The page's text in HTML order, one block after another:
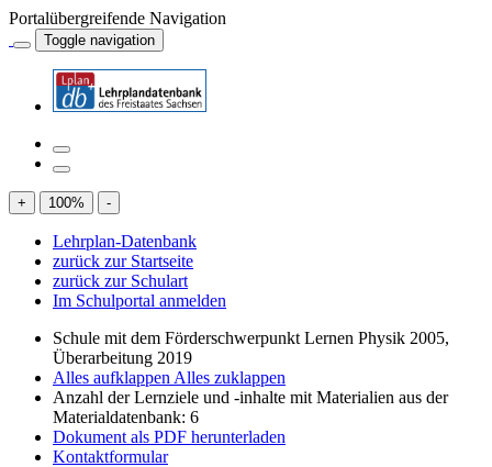
Portalübergreifende Navigation
Toggle navigation
+ 100% -
Lehrplan-Datenbank
zurück zur Startseite
zurück zur Schulart
Im Schulportal anmelden
Schule mit dem Förderschwerpunkt Lernen Physik 2005,
Überarbeitung 2019
Alles aufklappen Alles zuklappen
Anzahl der Lernziele und -inhalte mit Materialien aus der
Materialdatenbank: 6
Dokument als PDF herunterladen
Kontaktformular